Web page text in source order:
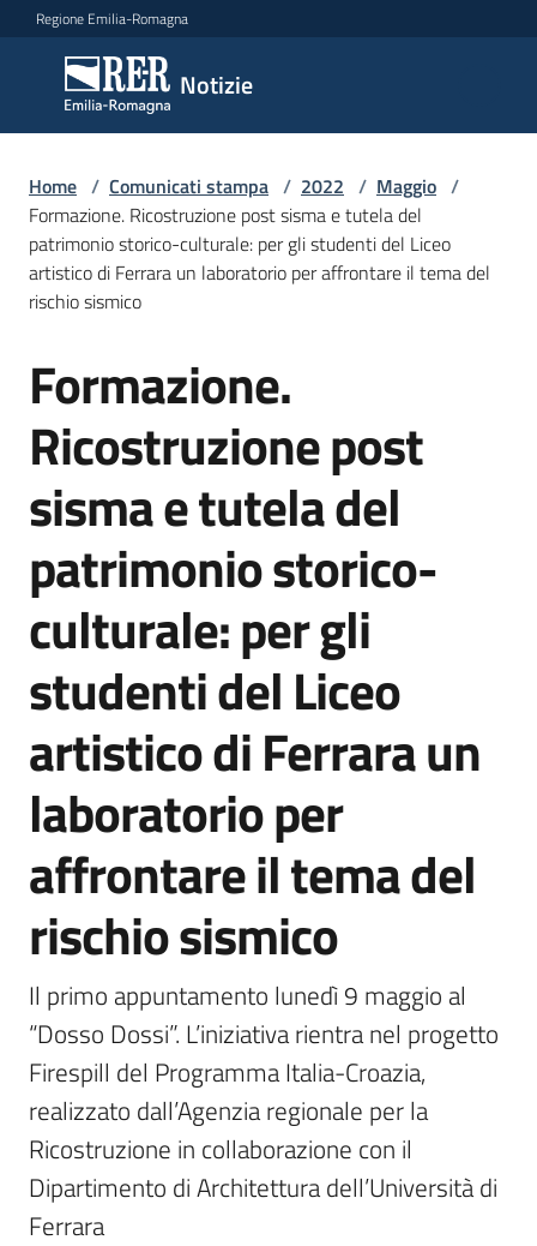
Vai al contenuto
Vai alla navigazione
Vai al footer
Regione Emilia-Romagna
Notizie
Notizie
Comunicati
stampa
Menu selezionato
Cerca
un
Risorse
Agenzia
di
informazione
e
comunicazione
Seguici
su
Home / Comunicati stampa / 2022 / Maggio /
Formazione. Ricostruzione post sisma e tutela del
patrimonio storico-culturale: per gli studenti del Liceo
artistico di Ferrara un laboratorio per affrontare il tema del
rischio sismico
Salta al contenuto
Formazione.
Ricostruzione post
sisma e tutela del
patrimonio storico-
culturale: per gli
studenti del Liceo
artistico di Ferrara un
laboratorio per
affrontare il tema del
rischio sismico
Il primo appuntamento lunedì 9 maggio al
“Dosso Dossi”. L’iniziativa rientra nel progetto
Firespill del Programma Italia-Croazia,
realizzato dall’Agenzia regionale per la
Ricostruzione in collaborazione con il
Dipartimento di Architettura dell’Università di
Ferrara